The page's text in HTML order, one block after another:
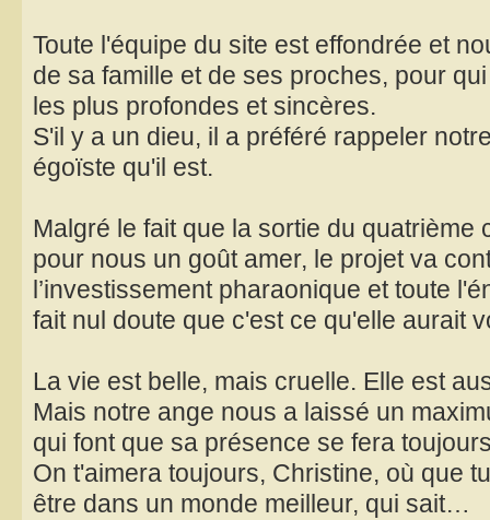
Toute l'équipe du site est effondrée et
de sa famille et de ses proches, pour
les plus profondes et sincères.
S'il y a un dieu, il a préféré rappeler
égoïste qu'il est.
Malgré le fait que la sortie du quatrième
pour nous un goût amer, le projet va
l’investissement pharaonique et toute
fait nul doute que c'est ce qu'elle aurait
La vie est belle, mais cruelle. Elle est
Mais notre ange nous a laissé un
qui font que sa présence se fera
On t'aimera toujours, Christine, où que
être dans un monde meilleur, qui sait…